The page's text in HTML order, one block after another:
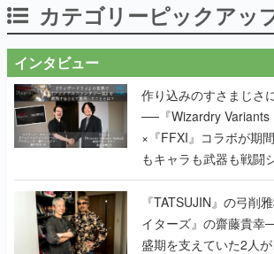
カテゴリーピックアッ
インタビュー
作り込みのすさまじさ
──『Wizardry Variants
×『FFXI』コラボが期
もキャラも武器も戦闘
で作り込まれた理由を
く
『TATSUJIN』の弓削
イターズ』の齋藤貴幸
盛期を支えていた2人